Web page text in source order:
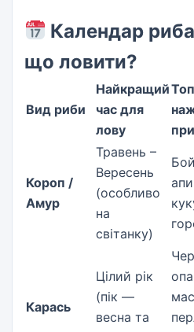
Календар
що ловити?
Вид риби
Найкращий
час для
лову
Короп /
Амур
Травень –
Вересень
(особливо
на
світанку)
Карась
Цілий рік
(пік —
весна та